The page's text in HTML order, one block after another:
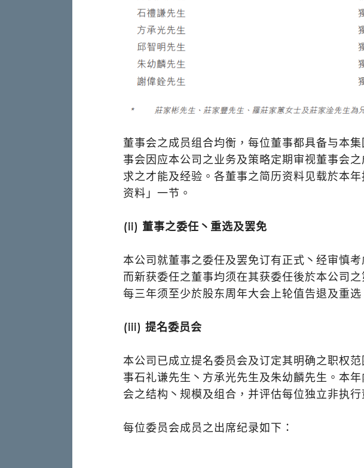
董事会之成员组合均衡，每位董事都具备与本
事会因应本公司之业务及策略定期审视董事会
求之才能及经验。各董事之简历资料见载於本
资料」一节。
(ii) 董事之委任丶重选及罢免
本公司就董事之委任及罢免订有正式丶经审慎
而新获委任之董事均须在其获委任後於本公司
每三年须至少於股东周年大会上轮值告退及重选
(iii) 提名委员会
本公司已成立提名委员会及订定其明确之职权
事石礼谦先生丶方承光先生及朱幼麟先生。本
会之结构丶规模及组合，并评估每位独立非执行
每位委员会成员之出席纪录如下：